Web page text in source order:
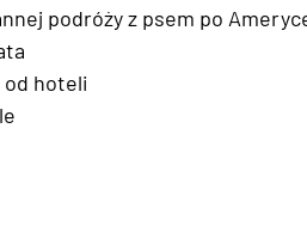
podróży z psem po
od hoteli